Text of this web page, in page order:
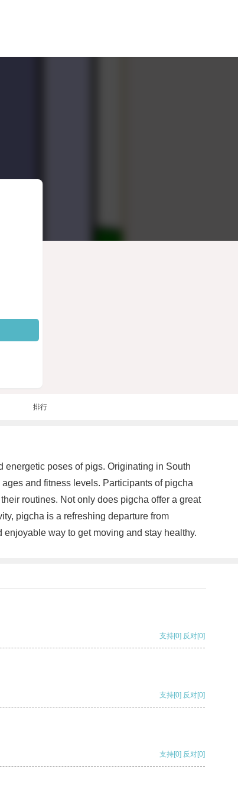
排行
energetic poses of pigs. Originating in South
and fitness levels. Participants of pigcha
routines. Not only does pigcha offer a great
pigcha is a refreshing departure from
way to get moving and stay healthy.
支持[0] 反对[0]
支持[0] 反对[0]
支持[0] 反对[0]